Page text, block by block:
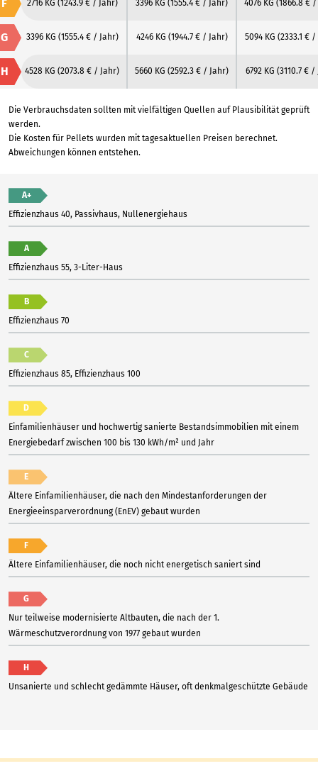
F 2716 KG (1243.9 € / Jahr) 3396 KG (1555.4 € / Jahr) 4076 KG (1866.8 €
G 3396 KG (1555.4 € / Jahr) 4246 KG (1944.7 € / Jahr) 5094 KG (2333.1 €
H 4528 KG (2073.8 € / Jahr) 5660 KG (2592.3 € / Jahr) 6792 KG (3110.7 € /
Die Verbrauchsdaten sollten mit vielfältigen Quellen auf Plausibilität geprüft
werden.
Die Kosten für Pellets wurden mit tagesaktuellen Preisen berechnet.
Abweichungen können entstehen.
A+
Effizienzhaus 40, Passivhaus, Nullenergiehaus
A
Effizienzhaus 55, 3-Liter-Haus
B
Effizienzhaus 70
C
Effizienzhaus 85, Effizienzhaus 100
D
Einfamilienhäuser und hochwertig sanierte Bestandsimmobilien mit einem
Energiebedarf zwischen 100 bis 130 kWh/m² und Jahr
E
Ältere Einfamilienhäuser, die nach den Mindestanforderungen der
Energieeinsparverordnung (EnEV) gebaut wurden
F
Ältere Einfamilienhäuser, die noch nicht energetisch saniert sind
G
Nur teilweise modernisierte Altbauten, die nach der 1.
Wärmeschutzverordnung von 1977 gebaut wurden
H
Unsanierte und schlecht gedämmte Häuser, oft denkmalgeschützte Gebäude